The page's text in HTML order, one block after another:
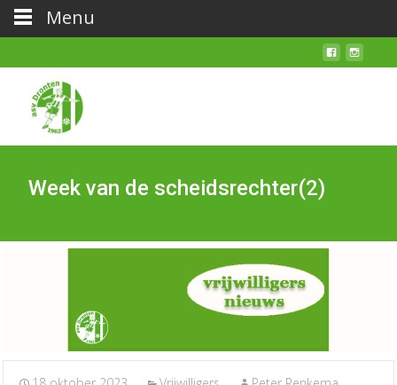
Week van de scheidsrechter(2)
Menu